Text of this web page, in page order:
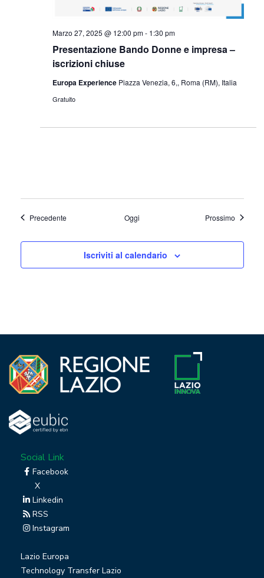
Presentazione Bando Donne e impresa –
iscrizioni chiuse
Marzo 27, 2025 @ 12:00 pm- 1:30 pm
Europa Experience Piazza Venezia, 6,, Roma (RM), Italia
Gratuito
PrecedenteEventi Oggi ProssimoEventi
Iscriviti al calendario
Social Link
Facebook
X
Linkedin
RSS
Instagram
Lazio Europa
Technology Transfer Lazio